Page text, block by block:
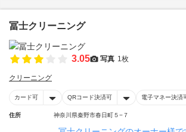
冨士クリーニング
3.05 写真 1枚
クリーニング
カード可 QRコード決済可 電子マネー決済
住所 神奈川県秦野市春日町５−７